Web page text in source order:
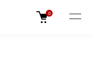
0